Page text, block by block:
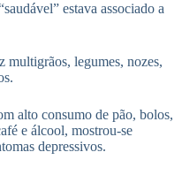
estava associado a
multigrãos, legumes, nozes,
alto consumo de pão, bolos,
e álcool, mostrou-se
depressivos.